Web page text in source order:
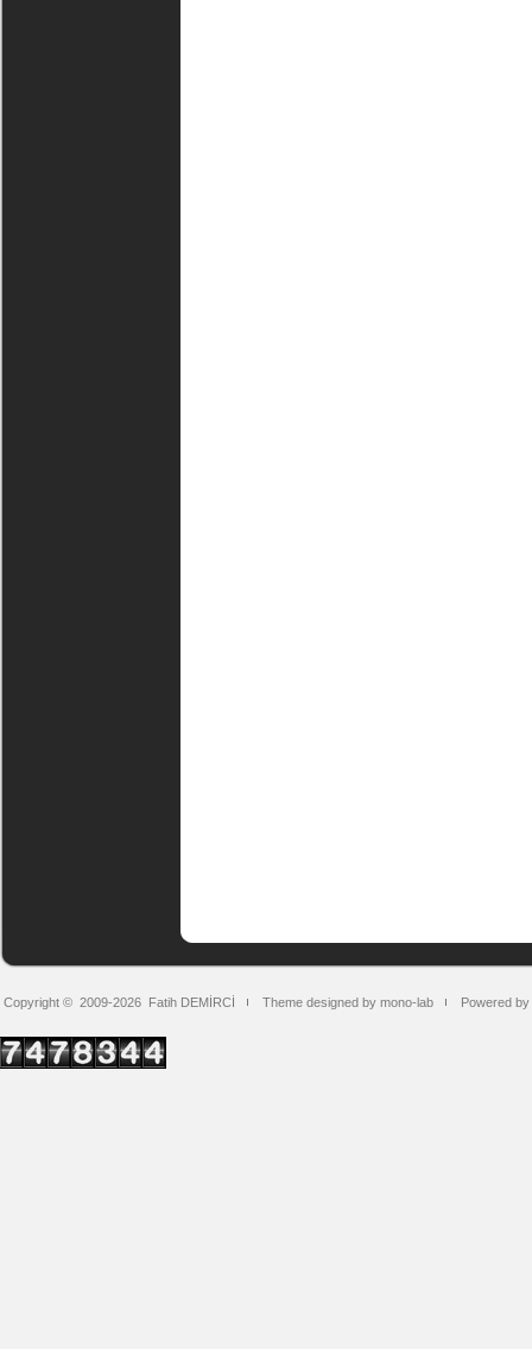
Copyright © 2009-2026 Fatih DEMİRCİ Theme designed by mono-lab Powered